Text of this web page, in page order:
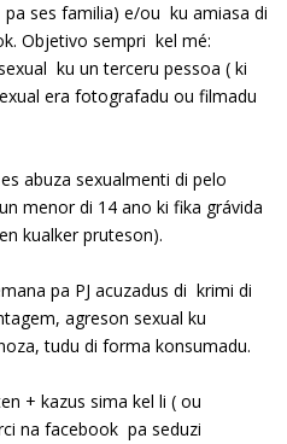
ses familia) e/ou ku amiasa di
Objetivo sempri kel mé:
ku un terceru pessoa ( ki
era fotografadu ou filmadu
abuza sexualmenti di pelo
menor di 14 ano ki fika grávida
kualker pruteson).
pa PJ acuzadus di krimi di
agreson sexual ku
tudu di forma konsumadu.
+ kazus sima kel li ( ou
na facebook pa seduzi